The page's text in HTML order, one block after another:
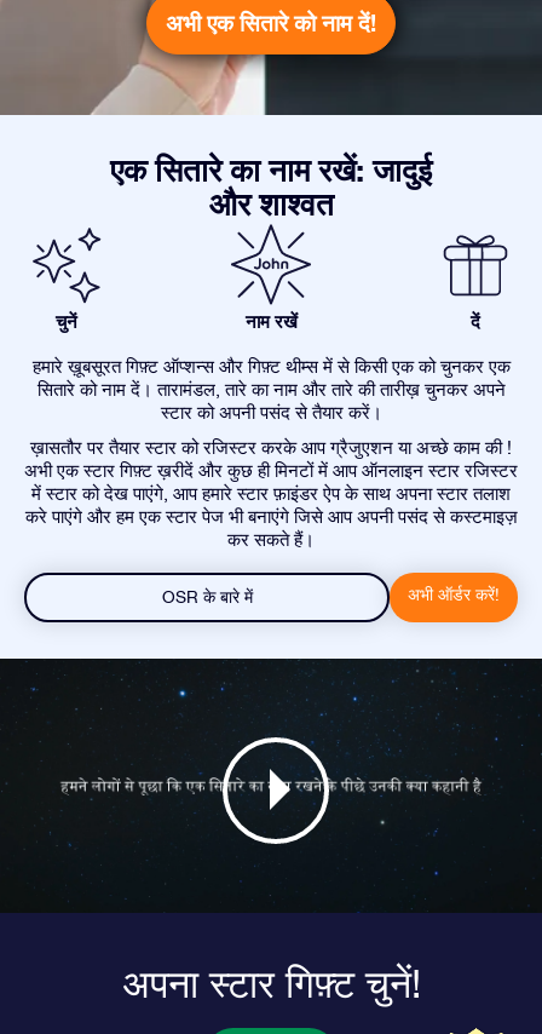
अभी एक सितारे को नाम दें!
एक सितारे का नाम रखें: जादुई
और शाश्वत
चुनें नाम रखें दें
हमारे ख़ूबसूरत गिफ़्ट ऑप्शन्स और गिफ़्ट थीम्स में से किसी एक को चुनकर एक
सितारे को नाम दें। तारामंडल, तारे का नाम और तारे की तारीख़ चुनकर अपने
स्टार को अपनी पसंद से तैयार करें।
ख़ासतौर पर तैयार स्टार को रजिस्टर करके आप ग्रैजुएशन या अच्छे काम की !
अभी एक स्टार गिफ़्ट ख़रीदें और कुछ ही मिनटों में आप ऑनलाइन स्टार रजिस्टर
में स्टार को देख पाएंगे, आप हमारे स्टार फ़ाइंडर ऐप के साथ अपना स्टार तलाश
करे पाएंगे और हम एक स्टार पेज भी बनाएंगे जिसे आप अपनी पसंद से कस्टमाइज़
कर सकते हैं।
OSR के बारे में अभी ऑर्डर करें!
अपना स्टार गिफ़्ट चुनें!